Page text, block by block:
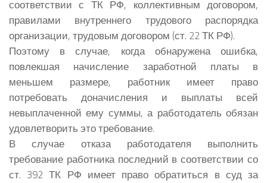
соответствии с ТК РФ, коллективным договором,
правилами внутреннего трудового распорядка
организации, трудовым договором (ст. 22 ТК РФ).
Поэтому в случае, когда обнаружена ошибка,
повлекшая начисление заработной платы в
меньшем размере, работник имеет право
потребовать доначисления и выплаты всей
невыплаченной ему суммы, а работодатель обязан
удовлетворить это требование.
В случае отказа работодателя выполнить
требование работника последний в соответствии со
ст. 392 ТК РФ имеет право обратиться в суд за